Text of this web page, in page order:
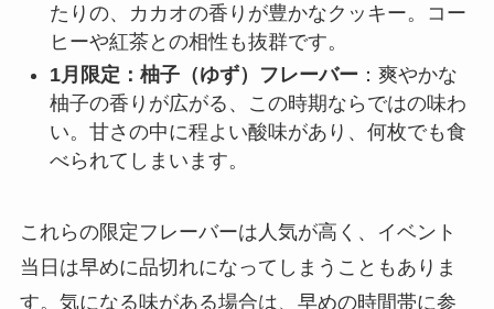
たりの、カカオの香りが豊かなクッキー。コー
ヒーや紅茶との相性も抜群です。
1月限定：柚子（ゆず）フレーバー ：爽やかな
柚子の香りが広がる、この時期ならではの味わ
い。甘さの中に程よい酸味があり、何枚でも食
べられてしまいます。
これらの限定フレーバーは人気が高く、イベント
当日は早めに品切れになってしまうこともありま
す。気になる味がある場合は、早めの時間帯に参